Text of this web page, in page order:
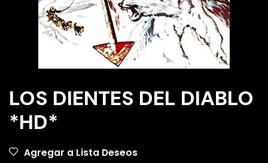
LOS DIENTES DEL DIABLO
*HD*
Agregar a Lista Deseos